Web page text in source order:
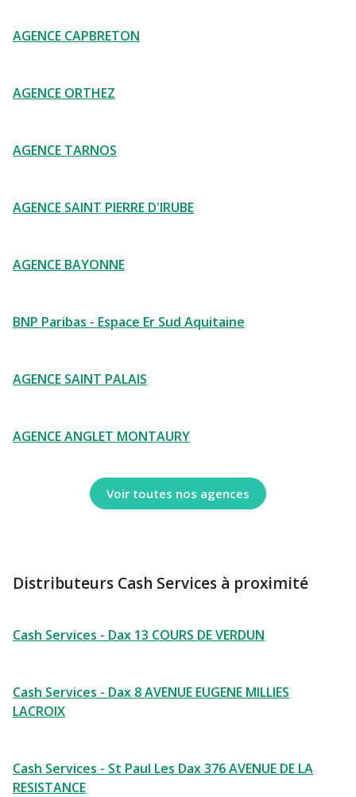
AGENCE CAPBRETON
AGENCE ORTHEZ
AGENCE TARNOS
AGENCE SAINT PIERRE D'IRUBE
AGENCE BAYONNE
BNP Paribas - Espace Er Sud Aquitaine
AGENCE SAINT PALAIS
AGENCE ANGLET MONTAURY
Voir toutes nos agences
Distributeurs Cash Services à proximité
Cash Services - Dax 13 COURS DE VERDUN
Cash Services - Dax 8 AVENUE EUGENE MILLIES
LACROIX
Cash Services - St Paul Les Dax 376 AVENUE DE LA
RESISTANCE